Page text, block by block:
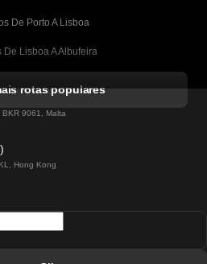
De Porto A Lisboa
De Lisboa A Albufeira
De Lisboa A Lagos
De Lisboa A Madrid
rotas populares
9061, Malta
Hong Kong